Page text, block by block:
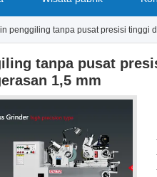
penggiling tanpa pusat presisi tinggi
tanpa pusat
1,5 mm